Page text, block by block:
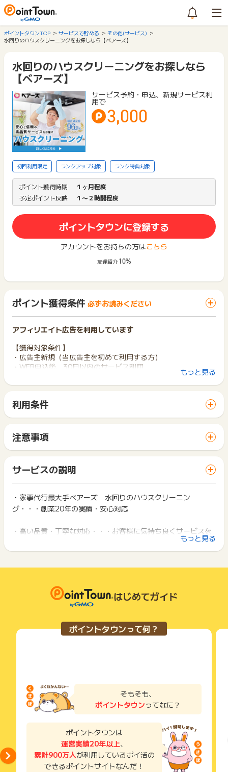
ポイントタウンTOP サービスで貯める
その他(サービス)
水回りのハウスクリーニングをお探しなら【ベアーズ】
水回りのハウスクリーニングをお探しなら
【ベアーズ】
サービス予約・申込、新規サービス利
用で
3,000
初回利用限定 ランクアップ対象 ランク特典対象
ポイント獲得時期
１ヶ月程度
予定ポイント反映
１〜２時間程度
ポイントタウンに登録する
アカウントをお持ちの方はこちら
友達紹介 10%
ポイント獲得条件 必ずお読みください
アフィリエイト広告を利用しています
【獲得対象条件】
・広告主新規（当広告主を初めて利用する方）
・WEB申込後、30日以内のサービス利用
・対象サービス：ハウスクリーニングのみ
【獲得対象外条件】
・不正、いたずら、返品、キャンセル、報酬目的、連絡不通
・＜お問い合わせフォーム＞からの申込
・定期清掃（お家・ビル）見積もり申込の場合
・IE経由の申込（※IEはサービス対象外となり推奨環境ではござ
いません。）
※お申込み日から半年以上経過している場合、ポイントに関する
お問合せを承ることができません。あらかじめご了承くださ
い。
までお問い合わせください。ポイントについて、広告主に直接
お問い合わせをした場合、ポイント獲得対象外となる場合がご
ざいます。
もっと見る
利用条件
サイトに移動してからお申し込みやお買い物が完了するまでの
間に、同じブラウザ（※）で他のサイトに移動した場合はポイン
ト獲得ができません。
「 申込をしてポイントGET 」ボタンを押した時とサービス・
お買い物利用時で、デバイス・ブラウザが異なる場合はポイン
ト獲得ができません。
2回以上同じお買い物・サービスをご利用される場合は、毎回
ポイントタウンに戻り、「 申込をしてポイントGET 」ボタン
下記の事項に該当する場合、広告主側で対象外とみなし、「獲
い物を複数回ご利用された場合
て一度でも同サービス・お買い物を利用されたことがある場合
ご利用前には、Cookieの削除をおこなっていただくことを推奨
サービス・お買い物利用時にお電話など2つ以上の申し込み方
法がある場合、必ずサイト上のWEBフォームからお申し込みく
了などのメールは、ポイント獲得するまで必ず保管してくださ
獲得待ち・獲得失敗の状態でお問い合わせされる際に、該当の
メールを送っていただく場合がございます。
そのため、紛失・破棄された場合は対応いたしかねますので、
ご注意ください。
(※) SafariやChromeなどwebサイトを表示するアプリのこと
注意事項
一部のサービスにつきましては、1商品につき10円単位の金額
は切り捨てとなります。
ポイント獲得が1ポイント未満のものは切り捨てとなり、ポイ
ント履歴には記載されません。
原則として広告主側のポイント等を利用して支払われた金額分
につきましては、ポイントタウンのポイント獲得の対象には含
広告主が運営しているサービスの都合もしくは会員様の都合で
商品の交換や一部でもキャンセルされた場合、ポイントが無効
になる可能性もございます。
条件を達成しているかどうかは各広告主ではなく、代理店が行
っているため、広告主はポイントに関する詳細を把握しており
そのため、ポイントタウンのポイントに関するお問い合わせを
広告主様に直接行わないようお願いいたします。
サービスの説明
・家事代行最大手ベアーズ 水回りのハウスクリーニン
グ・・・創業20年の実績・安心対応
・高い品質・丁寧な対応・・・お客様に気持ち良くサービスを
技術はもちろん、マナー・マインドまで徹底したスタッフ教
・お客様満足度96.5%・5冠獲得・・・『口コミランキング N
o.1』『サービス品質が高いと思うサービス No.1』
『サポートも充実のサービス No.1』『共働き家庭が選ぶサー
ビス No.1』『企業の福利厚生におすすめのサービス No.1』
日本マーケティングリサーチ機構調べ 調査概要：2021年9
もっと見る
はじめてガイド
ポイントタウンって何？
そもそも、
ポイントタウンってなに？
ポイントタウンは
運営実績20年以上、
累計900万人が利用しているポイ活の
できるポイントサイトなんだ！